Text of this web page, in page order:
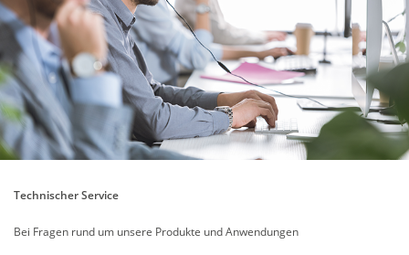
Technischer Service
Bei Fragen rund um unsere Produkte und Anwendungen